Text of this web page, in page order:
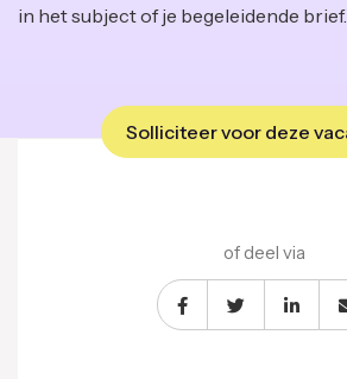
in het subject of je begeleidende brief.
of deel via